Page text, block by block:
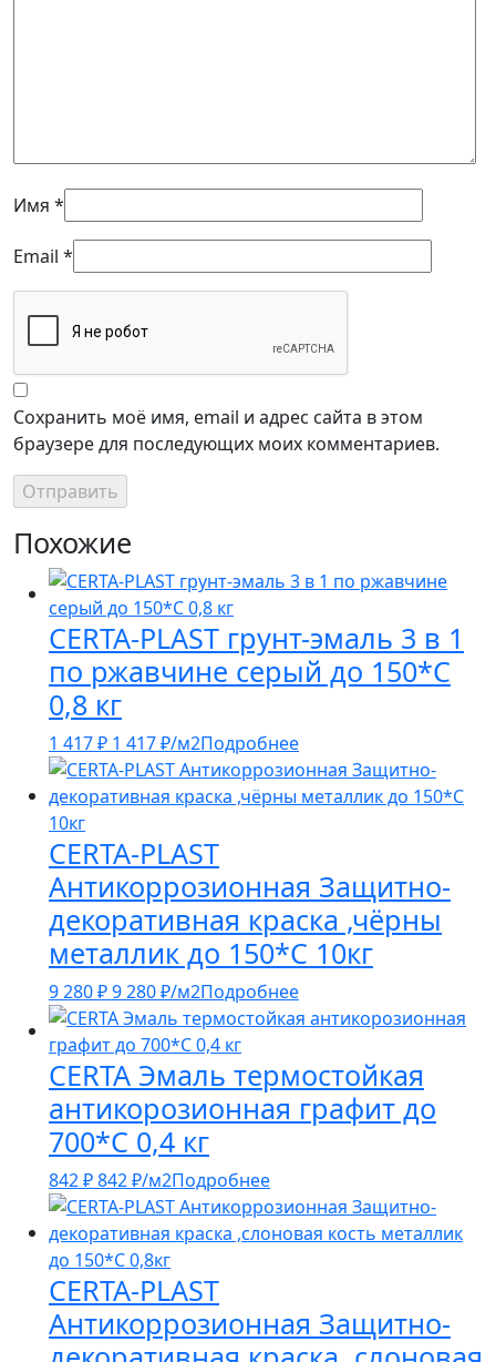
Имя *
Email *
Сохранить моё имя, email и адрес сайта в этом
браузере для последующих моих комментариев.
Похожие
CERTA-PLAST грунт-эмаль 3 в 1
по ржавчине серый до 150*С
0,8 кг
1 417₽ 1 417₽/м2Подробнее
CERTA-PLAST
Антикоррозионная Защитно-
декоративная краска ,чёрны
металлик до 150*С 10кг
9 280₽9 280₽/м2Подробнее
CERTA Эмаль термостойкая
антикорозионная графит до
700*С 0,4 кг
842₽842₽/м2Подробнее
CERTA-PLAST
Антикоррозионная Защитно-